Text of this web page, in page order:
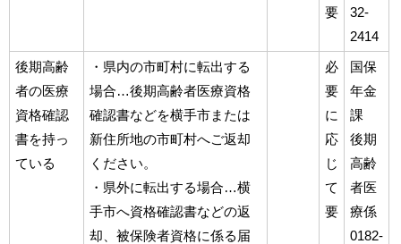
要
32-
2414
後期高齢
者の医療
資格確認
書を持っ
ている
・県内の市町村に転出する
場合…後期高齢者医療資格
確認書などを横手市または
新住所地の市町村へご返却
ください。
・県外に転出する場合…横
手市へ資格確認書などの返
却、被保険者資格に係る届
必
要
に
応
じ
て
要
国保
年金
課
後期
高齢
者医
療係
0182-